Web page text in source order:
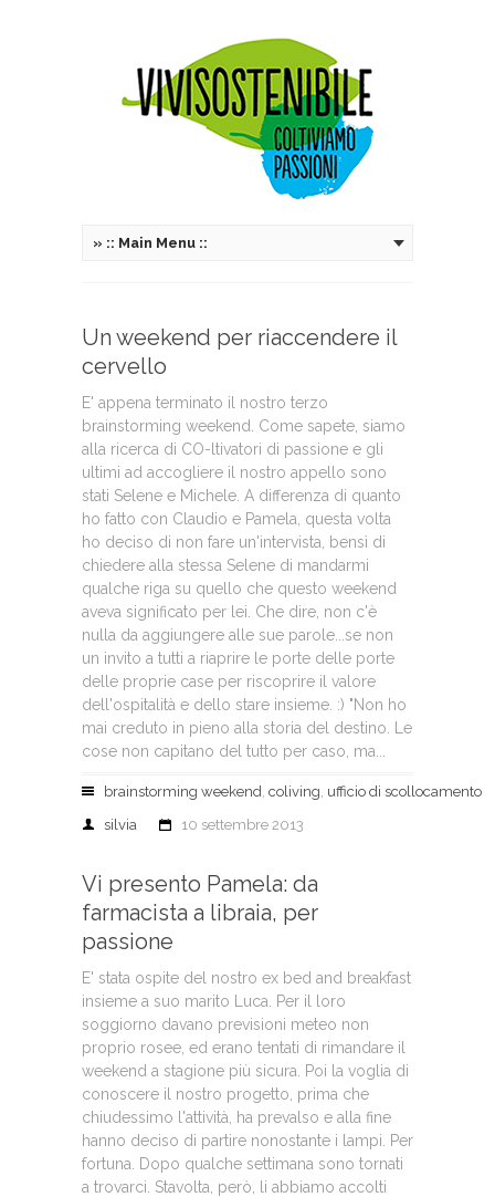
» :: Main Menu ::
Un weekend per riaccendere il
cervello
E' appena terminato il nostro terzo
brainstorming weekend. Come sapete, siamo
alla ricerca di CO-ltivatori di passione e gli
ultimi ad accogliere il nostro appello sono
stati Selene e Michele. A differenza di quanto
ho fatto con Claudio e Pamela, questa volta
ho deciso di non fare un'intervista, bensì di
chiedere alla stessa Selene di mandarmi
qualche riga su quello che questo weekend
aveva significato per lei. Che dire, non c'è
nulla da aggiungere alle sue parole...se non
un invito a tutti a riaprire le porte delle porte
delle proprie case per riscoprire il valore
dell'ospitalità e dello stare insieme. :) "Non ho
mai creduto in pieno alla storia del destino. Le
cose non capitano del tutto per caso, ma...
brainstorming weekend, coliving, ufficio di scollocamento
silvia
10 settembre 2013
Vi presento Pamela: da
farmacista a libraia, per
passione
E' stata ospite del nostro ex bed and breakfast
insieme a suo marito Luca. Per il loro
soggiorno davano previsioni meteo non
proprio rosee, ed erano tentati di rimandare il
weekend a stagione più sicura. Poi la voglia di
conoscere il nostro progetto, prima che
chiudessimo l'attività, ha prevalso e alla fine
hanno deciso di partire nonostante i lampi. Per
fortuna. Dopo qualche settimana sono tornati
a trovarci. Stavolta, però, li abbiamo accolti